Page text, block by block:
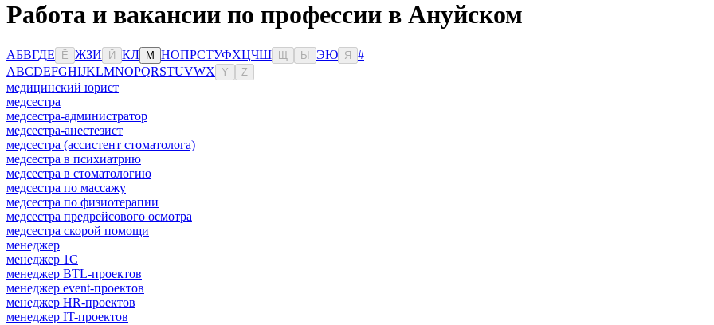
Работа и вакансии по профессии в Ануйском
АБВГДЕ Ё ЖЗИ Й КЛ М НОПРСТУФХЦЧШ Ы ЭЮ Я
#
ABCDEFGHIJKLMNOPQRSTUVWX Y Z
медицинский юрист
медсестра
медсестра-администратор
медсестра-анестезист
медсестра (ассистент стоматолога)
медсестра в психиатрию
медсестра в стоматологию
медсестра по массажу
медсестра по физиотерапии
медсестра предрейсового осмотра
медсестра скорой помощи
менеджер
менеджер 1С
менеджер BTL-проектов
менеджер event-проектов
менеджер HR-проектов
менеджер IT-проектов